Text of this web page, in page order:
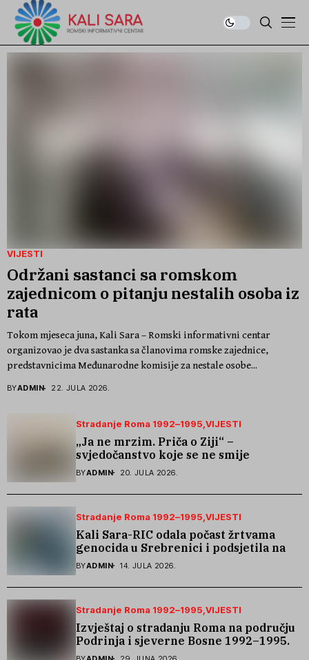
VIJESTI
Održani sastanci sa romskom
zajednicom o pitanju nestalih osoba iz
rata
Tokom mjeseca juna, Kali Sara – Romski informativni centar
organizovao je dva sastanka sa članovima romske zajednice,
predstavnicima Međunarodne komisije za nestale osobe...
BYADMIN 22. JULA 2026.
Stradanje Roma 1992–1995 VIJESTI
„Ja ne mrzim. Priča o Ziji“ –
svjedočanstvo koje se ne smije
zaboraviti
BYADMIN 20. JULA 2026.
Stradanje Roma 1992–1995 VIJESTI
Kali Sara-RIC odala počast žrtvama
genocida u Srebrenici i podsjetila na
stradanje Roma iz Skočića
BYADMIN 14. JULA 2026.
Stradanje Roma 1992–1995 VIJESTI
Izvještaj o stradanju Roma na području
Podrinja i sjeverne Bosne 1992–1995.
godine